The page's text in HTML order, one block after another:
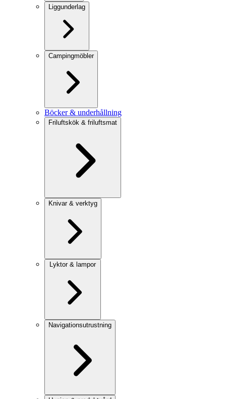
Liggunderlag
Campingmöbler
Böcker & underhållning
Friluftskök & friluftsmat
Knivar & verktyg
Lyktor & lampor
Navigationsutrustning